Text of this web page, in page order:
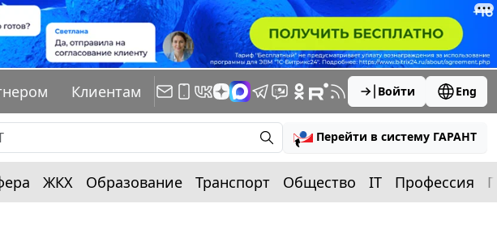
Клиентам Войти Eng
Перейти в систему ГАРАНТ
ЖКХ Образование Транспорт Общество IT Профессия